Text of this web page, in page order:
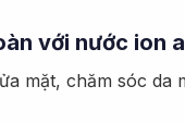
với nước ion
mặt, chăm sóc